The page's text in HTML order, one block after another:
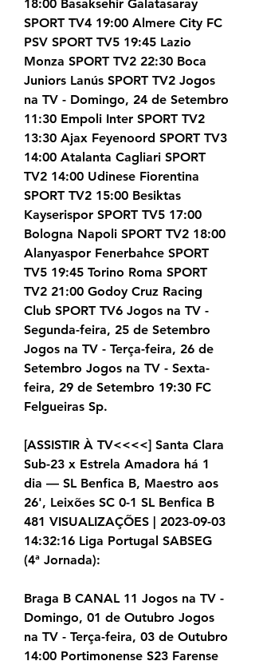
18:00 Basaksehir Galatasaray
SPORT TV4 19:00 Almere City FC
PSV SPORT TV5 19:45 Lazio
Monza SPORT TV2 22:30 Boca
Juniors Lanús SPORT TV2 Jogos
na TV - Domingo, 24 de Setembro
11:30 Empoli Inter SPORT TV2
13:30 Ajax Feyenoord SPORT TV3
14:00 Atalanta Cagliari SPORT
TV2 14:00 Udinese Fiorentina
SPORT TV2 15:00 Besiktas
Kayserispor SPORT TV5 17:00
Bologna Napoli SPORT TV2 18:00
Alanyaspor Fenerbahce SPORT
TV5 19:45 Torino Roma SPORT
TV2 21:00 Godoy Cruz Racing
Club SPORT TV6 Jogos na TV -
Segunda-feira, 25 de Setembro
Jogos na TV - Terça-feira, 26 de
Setembro Jogos na TV - Sexta-
feira, 29 de Setembro 19:30 FC
Felgueiras Sp.
[ASSISTIR À TV<<<<] Santa Clara
Sub-23 x Estrela Amadora há 1
dia — SL Benfica B, Maestro aos
26', Leixões SC 0-1 SL Benfica B
481 VISUALIZAÇÕES | 2023-09-03
14:32:16 Liga Portugal SABSEG
(4ª Jornada):
Braga B CANAL 11 Jogos na TV -
Domingo, 01 de Outubro Jogos
na TV - Terça-feira, 03 de Outubro
14:00 Portimonense S23 Farense